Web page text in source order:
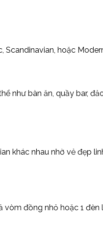
Scandinavian, hoặc
như bàn ăn, quầy bar,
khác nhau nhờ vẻ đẹp
đồng nhỏ hoặc 1